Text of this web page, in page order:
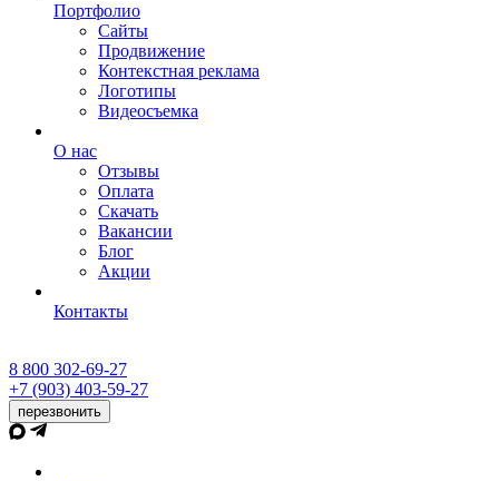
Портфолио
Сайты
Продвижение
Контекстная реклама
Логотипы
Видеосъемка
О нас
Отзывы
Оплата
Скачать
Вакансии
Блог
Акции
Контакты
8 800 302-69-27
+7 (903) 403-59-27
перезвонить